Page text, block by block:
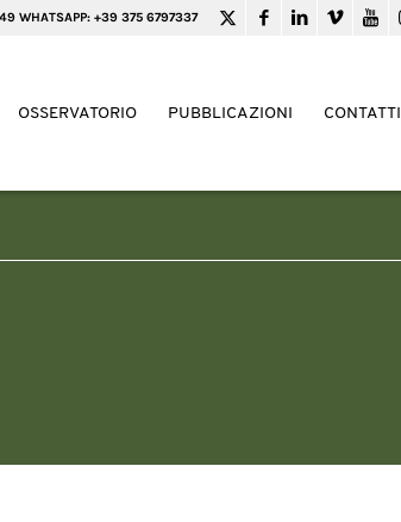
WHATSAPP: +39 375 6797337
OSSERVATORIO PUBBLICAZIONI CONTATTI